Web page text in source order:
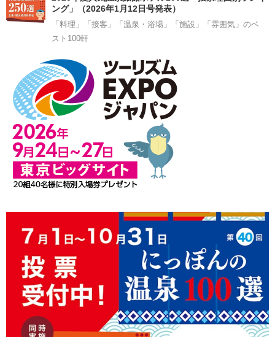
ング」（2026年1月12日号発表）
「料理」「接客」「温泉・浴場」「施設」「雰囲気」のベ
スト100軒